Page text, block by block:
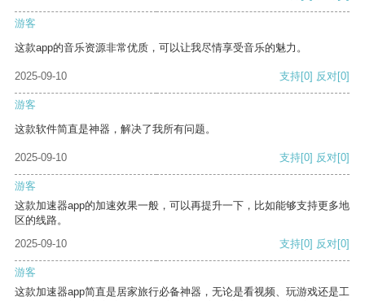
游客
这款app的音乐资源非常优质，可以让我尽情享受音乐的魅力。
2025-09-10 支持[0] 反对[0]
游客
这款软件简直是神器，解决了我所有问题。
2025-09-10 支持[0] 反对[0]
游客
这款加速器app的加速效果一般，可以再提升一下，比如能够支持更多地
区的线路。
2025-09-10
支持[0] 反对[0]
游客
这款加速器app简直是居家旅行必备神器，无论是看视频、玩游戏还是工